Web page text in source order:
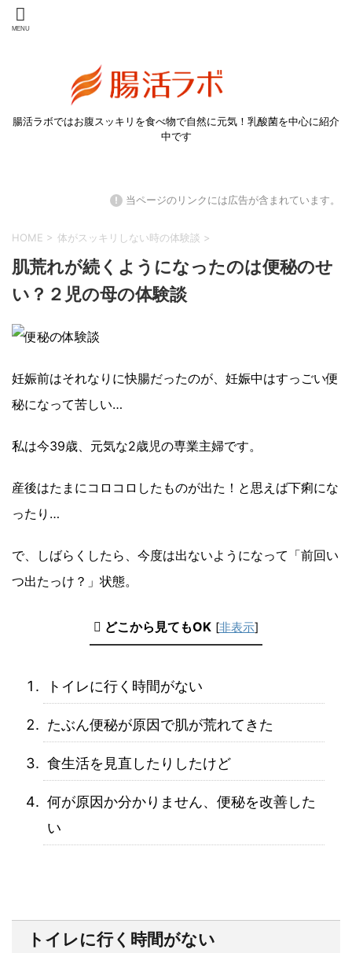
腸活ラボではお腹スッキリを食べ物で自然に元気！乳酸菌を中心に紹介
中です
! 当ページのリンクには広告が含まれています。
HOME > 体がスッキリしない時の体験談 >
肌荒れが続くようになったのは便秘のせ
い？２児の母の体験談
妊娠前はそれなりに快腸だったのが、妊娠中はすっごい便
秘になって苦しい…
私は今39歳、元気な2歳児の専業主婦です。
産後はたまにコロコロしたものが出た！と思えば下痢にな
ったり…
で、しばらくしたら、今度は出ないようになって「前回い
つ出たっけ？」状態。
どこから見てもOK [非表示]
トイレに行く時間がない
たぶん便秘が原因で肌が荒れてきた
食生活を見直したりしたけど
何が原因か分かりません、便秘を改善した
い
トイレに行く時間がない